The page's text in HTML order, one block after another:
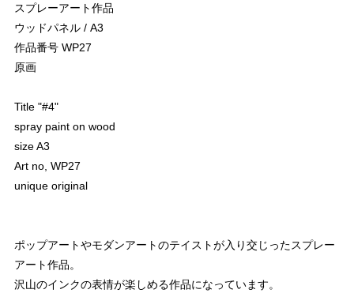
スプレーアート作品
ウッドパネル / A3
作品番号 WP27
原画
Title "#4"
spray paint on wood
size A3
Art no, WP27
unique original
ポップアートやモダンアートのテイストが入り交じったスプレー
アート作品。
沢山のインクの表情が楽しめる作品になっています。